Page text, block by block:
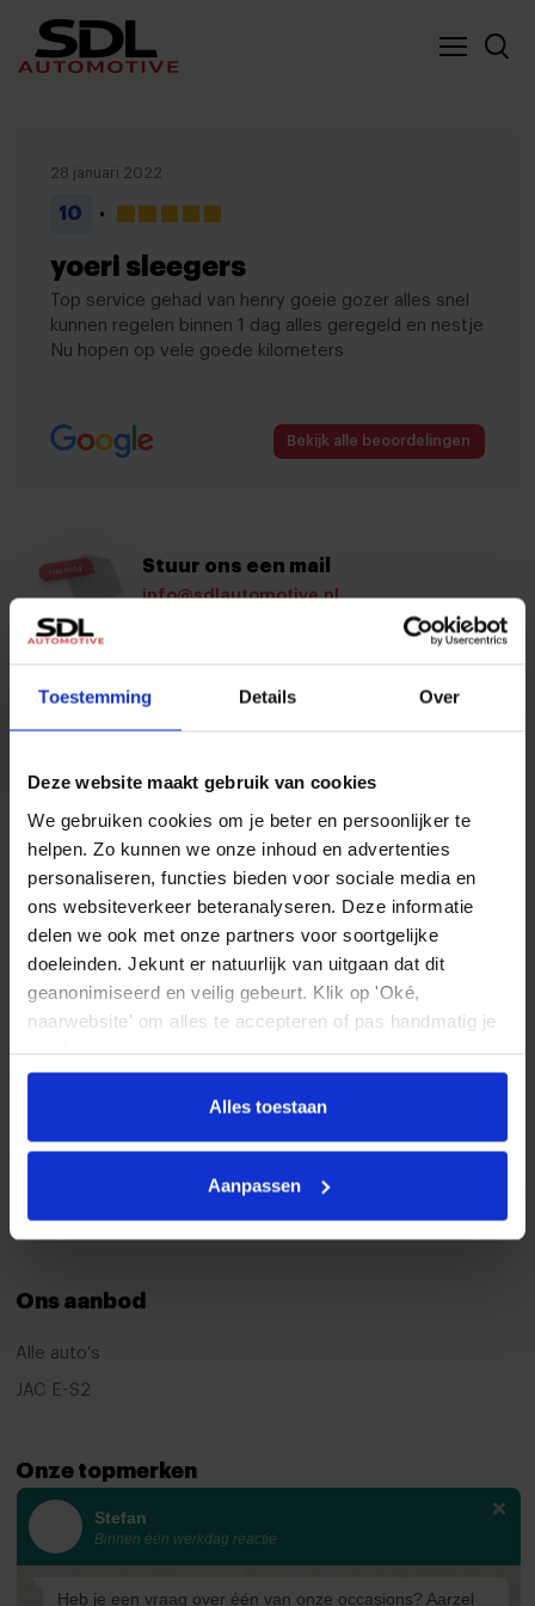
Toestemming Details Over
Deze website maakt gebruik van cookies
We gebruiken cookies om je beter en persoonlijker te
helpen. Zo kunnen we onze inhoud en advertenties
personaliseren, functies bieden voor sociale media en
ons websiteverkeer beteranalyseren. Deze informatie
delen we ook met onze partners voor soortgelijke
doeleinden. Jekunt er natuurlijk van uitgaan dat dit
geanonimiseerd en veilig gebeurt. Klik op 'Oké,
naarwebsite' om alles te accepteren of pas handmatig je
Alles toestaan
Aanpassen
Nieuwe locatie SDL
Vergelijker
28 januari 2022
10
yoeri sleegers
Top service gehad van henry goeie gozer alles snel
kunnen regelen binnen 1 dag alles geregeld en nestje
Nu hopen op vele goede kilometers
Bekijk alle beoordelingen
Stuur ons een mail
info@sdlautomotive.nl
SDL Automotive
Adres
Steenoven 28, Eindhoven
Telefoonnummer
+31 40 297 15 59
Over ons
Leveringsvoorwaarden
Ons aanbod
Alle auto’s
JAC E-S2
Onze topmerken
KIA
Ford
Mazda
Stefan
Binnen één werkdag reactie
Heb je een vraag over één van onze occasions? Aarzel